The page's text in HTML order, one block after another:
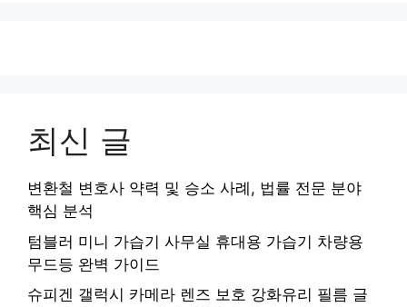
최신 글
변환철 변호사 약력 및 승소 사례, 법률 전문 분야
핵심 분석
텀블러 미니 가습기 사무실 휴대용 가습기 차량용
무드등 완벽 가이드
슈피겐 갤럭시 카메라 렌즈 보호 강화유리 필름 글